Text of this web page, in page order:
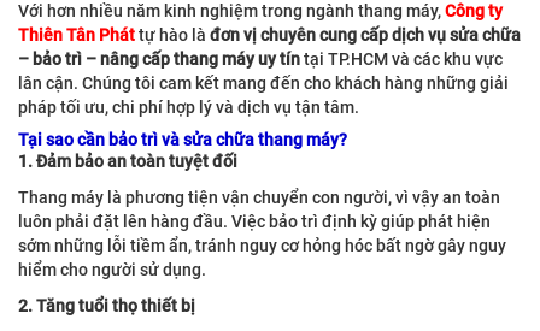
Với hơn nhiều năm kinh nghiệm trong ngành thang máy,Công ty
Thiên Tân Pháttự hào là đơn vị chuyên cung cấp dịch vụ sửa chữa
– bảo trì – nâng cấp thang máy uy tíntại TP.HCM và các khu vực
lân cận. Chúng tôi cam kết mang đến cho khách hàng những giải
pháp tối ưu, chi phí hợp lý và dịch vụ tận tâm.
Tại sao cần bảo trì và sửa chữa thang máy?
1. Đảm bảo an toàn tuyệt đối
Thang máy là phương tiện vận chuyển con người, vì vậy an toàn
luôn phải đặt lên hàng đầu. Việc bảo trì định kỳ giúp phát hiện
sớm những lỗi tiềm ẩn, tránh nguy cơ hỏng hóc bất ngờ gây nguy
hiểm cho người sử dụng.
2. Tăng tuổi thọ thiết bị